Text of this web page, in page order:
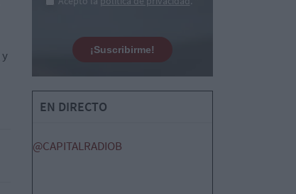
y
¡Suscribirme!
EN DIRECTO
@CAPITALRADIOB